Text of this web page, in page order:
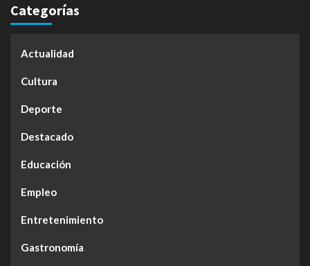
Categorías
Actualidad
Cultura
Deporte
Destacado
Educación
Empleo
Entretenimiento
Gastronomía